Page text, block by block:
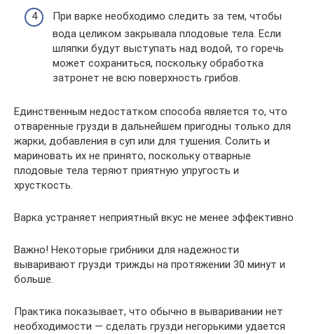
При варке необходимо следить за тем, чтобы
вода целиком закрывала плодовые тела. Если
шляпки будут выступать над водой, то горечь
может сохраниться, поскольку обработка
затронет не всю поверхность грибов.
Единственным недостатком способа является то, что
отваренные грузди в дальнейшем пригодны только для
жарки, добавления в суп или для тушения. Солить и
мариновать их не принято, поскольку отварные
плодовые тела теряют приятную упругость и
хрусткость.
Варка устраняет неприятный вкус не менее эффективно
Важно! Некоторые грибники для надежности
вываривают грузди трижды на протяжении 30 минут и
больше.
Практика показывает, что обычно в вываривании нет
необходимости — сделать грузди негорькими удается